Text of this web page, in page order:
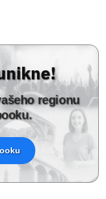
regionu